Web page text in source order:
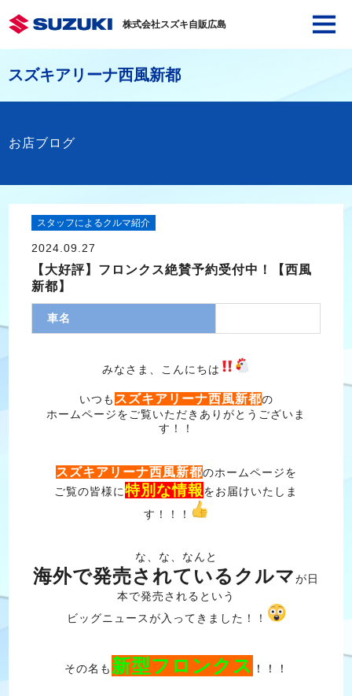
株式会社スズキ自販広島
スズキアリーナ西風新都
お店ブログ
スタッフによるクルマ紹介
2024.09.27
【大好評】フロンクス絶賛予約受付中！【西風
新都】
車名
みなさま、こんにちは
いつも スズキアリーナ西風新都の
ホームページをご覧いただきありがとうございま
す！！
スズキアリーナ西風新都のホームページを
ご覧の皆様に特別な情報をお届けいたしま
す！！！
な、な、なんと
海外で発売されているクルマが日
本で発売されるという
ビッグニュースが入ってきました！！
その名も 新型フロンクス ！！！